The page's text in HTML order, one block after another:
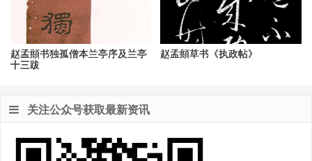
赵孟頫书独孤僧本兰亭序及兰亭
十三跋
赵孟頫草书《执政帖》
关注公众号获取最新资讯